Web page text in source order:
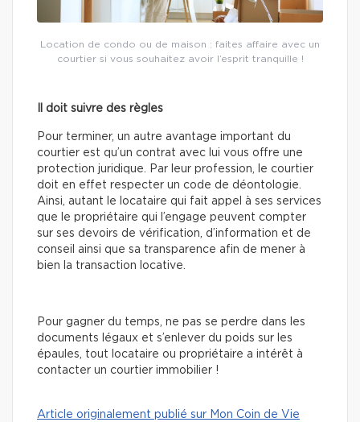
Location de condo ou de maison : faites affaire avec un
courtier si vous souhaitez avoir l’esprit tranquille !
Il doit suivre des règles
Pour terminer, un autre avantage important du
courtier est qu’un contrat avec lui vous offre une
protection juridique. Par leur profession, le courtier
doit en effet respecter un code de déontologie.
Ainsi, autant le locataire qui fait appel à ses services
que le propriétaire qui l’engage peuvent compter
sur ses devoirs de vérification, d’information et de
conseil ainsi que sa transparence afin de mener à
bien la transaction locative.
Pour gagner du temps, ne pas se perdre dans les
documents légaux et s’enlever du poids sur les
épaules, tout locataire ou propriétaire a intérêt à
contacter un courtier immobilier !
Article originalement publié sur Mon Coin de Vie